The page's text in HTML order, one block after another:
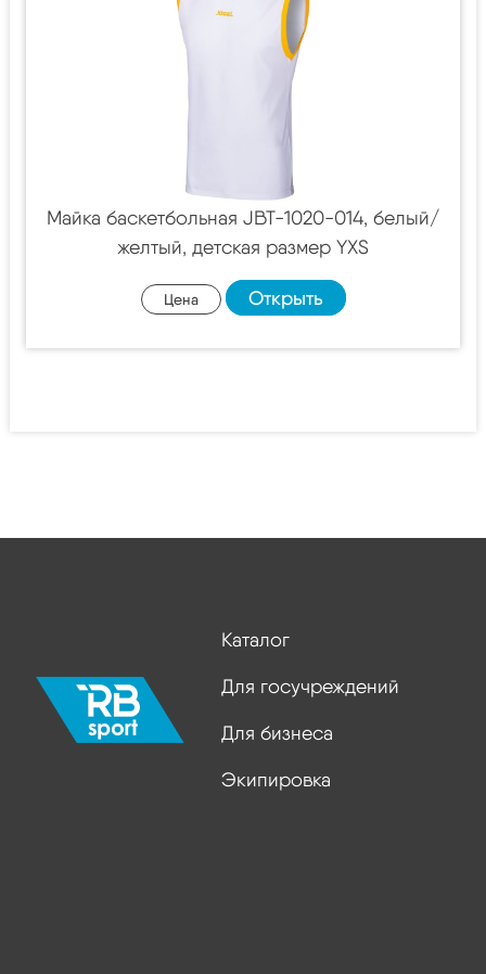
Майка баскетбольная JBT-1020-014, белый/
желтый, детская размер YXS
Цена Открыть
Каталог
Для госучреждений
Для бизнеса
Экипировка